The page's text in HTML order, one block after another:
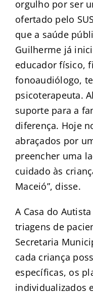
orgulho por ser
ofertado pelo
que a saúde
Guilherme já
educador físico,
fonoaudiólogo,
psicoterapeuta.
suporte para a
diferença. Hoje
abraçados por
preencher uma
cuidado às
Maceió”, disse.
A Casa do
triagens de
Secretaria
cada criança
específicas, os
individualizados